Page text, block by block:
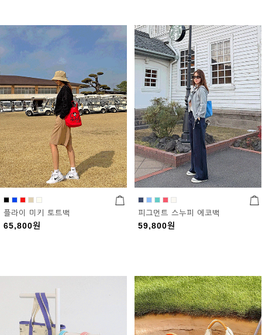
플라이 미키 토트백
65,800원
피그먼트 스누피 에코백
59,800원